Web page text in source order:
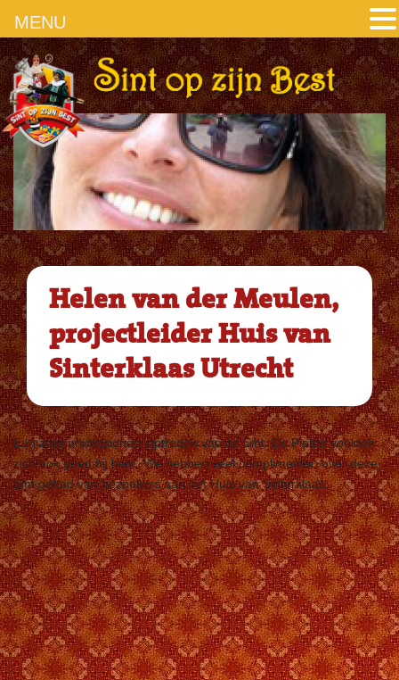
Helen van der Meulen,
projectleider Huis van
Sinterklaas Utrecht
Een zeer professioneel optreden van de Sint. De Pieten voelden
zich ook goed bij hem. We hebben veel complimenten over deze
Sint gehad van bezoekers aan het Huis van Sinterklaas.
MENU